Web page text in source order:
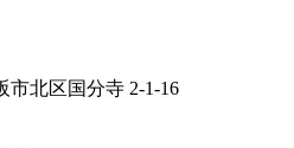
市北区国分寺 2-1-16